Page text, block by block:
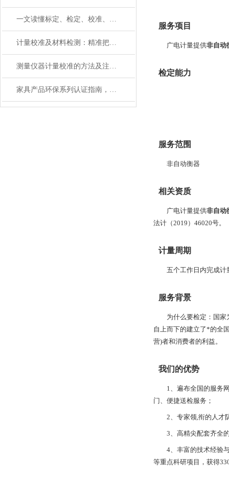
一文读懂标定、检定、校准、校验的区别
计量校准及材料检测：精准把控，助力材料性能优化升级
测量仪器计量校准的方法及注意事项
家具产品环保系列认证指南，告别家居”隐形污染”
服务项目
广电计量提供非自动
检定能力
服务范围
非自动衡器
相关资质
广电计量提供非自动
法计（2019）46020号。
计量周期
五个工作日内完成
服务背景
为什么要检定：国
自上而下的建立了*的全
营)者和消费者的利益。
我们的优势
1、遍布全国的服务
门、便捷送检服务；
2、专家领,衔的人才
3、高精尖配套齐全
4、丰富的技术经验
等重点科研项⽬，获得